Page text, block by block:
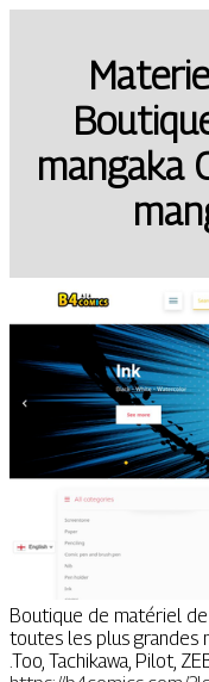
mangaka
Boutique de matériel
toutes les plus grandes
.Too, Tachikawa, Pilot,